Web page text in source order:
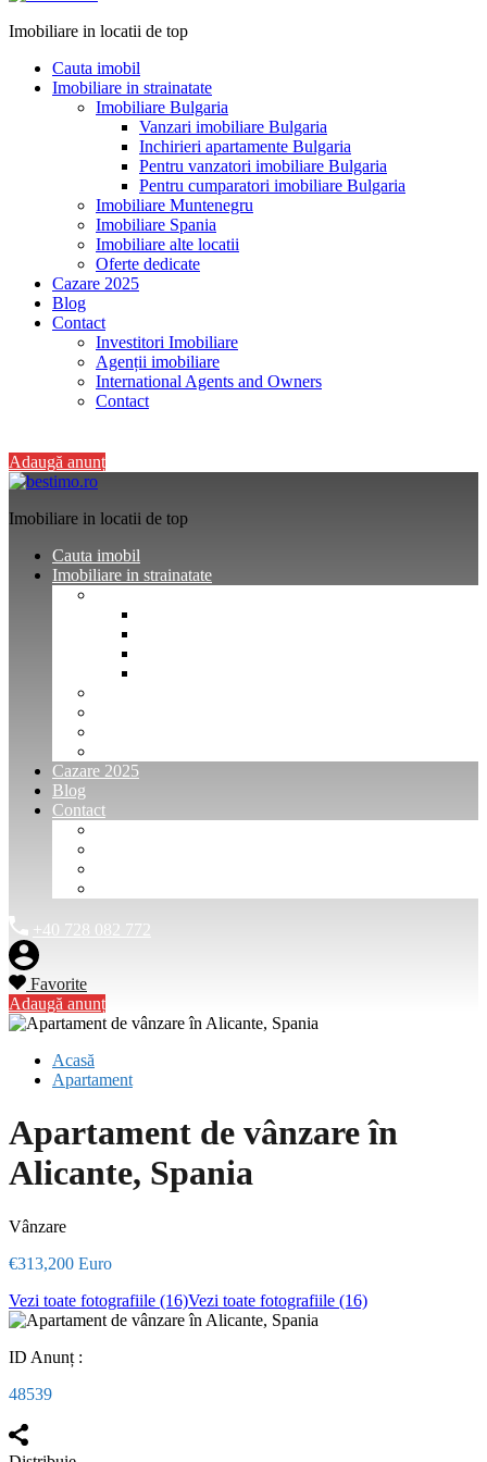
Imobiliare in locatii de top
Cauta imobil
Imobiliare in strainatate
Imobiliare Bulgaria
Vanzari imobiliare Bulgaria
Inchirieri apartamente Bulgaria
Pentru vanzatori imobiliare Bulgaria
Pentru cumparatori imobiliare Bulgaria
Imobiliare Muntenegru
Imobiliare Spania
Imobiliare alte locatii
Oferte dedicate
Cazare 2025
Blog
Contact
Investitori Imobiliare
Agenții imobiliare
International Agents and Owners
Contact
Adaugă anunț
Imobiliare in locatii de top
Cauta imobil
Imobiliare in strainatate
Cazare 2025
Blog
Contact
+40 728 082 772
Favorite
Adaugă anunț
Acasă
Apartament
Apartament de vânzare în
Alicante, Spania
Vânzare
€313,200 Euro
Vezi toate fotografiile (16)Vezi toate fotografiile (16)
ID Anunț :
48539